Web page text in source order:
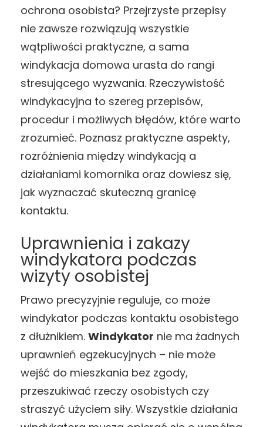
ochrona osobista? Przejrzyste przepisy
nie zawsze rozwiązują wszystkie
wątpliwości praktyczne, a sama
windykacja domowa urasta do rangi
stresującego wyzwania. Rzeczywistość
windykacyjna to szereg przepisów,
procedur i możliwych błędów, które warto
zrozumieć. Poznasz praktyczne aspekty,
rozróżnienia między windykacją a
działaniami komornika oraz dowiesz się,
jak wyznaczać skuteczną granicę
kontaktu.
Uprawnienia i zakazy
windykatora podczas
wizyty osobistej
Prawo precyzyjnie reguluje, co może
windykator podczas kontaktu osobistego
z dłużnikiem. Windykator nie ma żadnych
uprawnień egzekucyjnych – nie może
wejść do mieszkania bez zgody,
przeszukiwać rzeczy osobistych czy
straszyć użyciem siły. Wszystkie działania